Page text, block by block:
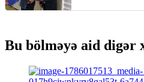
Bu bölməyə aid digər